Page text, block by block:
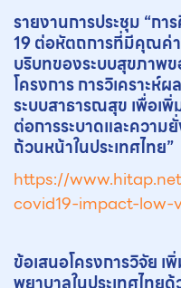
รายงานการประชุม “ก
19 ต่อหัตถการที่มีคุณค่า
บริบทของระบบสุขภาพ
โครงการ การวิเคราะห์
ระบบสาธารณสุข เพื่อเ
ต่อการระบาดและควา
ถ้วนหน้าในประเทศไทย”
https://
covid19-impact-low-
ข้อเสนอโครงการวิจัย เ